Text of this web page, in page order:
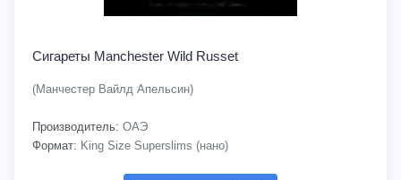
Сигареты Manchester Wild Russet
(Манчестер Вайлд Апельсин)
Производитель: ОАЭ
Формат: King Size Superslims (нано)